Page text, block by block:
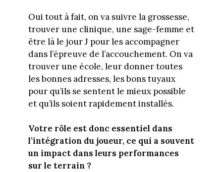
Oui tout à fait, on va suivre la grossesse,
trouver une clinique, une sage-femme et
être là le jour J pour les accompagner
dans l’épreuve de l’accouchement. On va
trouver une école, leur donner toutes
les bonnes adresses, les bons tuyaux
pour qu’ils se sentent le mieux possible
et qu’ils soient rapidement installés.
Votre rôle est donc essentiel dans
l’intégration du joueur, ce qui a souvent
un impact dans leurs performances
sur le terrain ?